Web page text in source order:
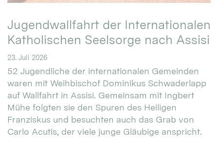
Jugendwallfahrt der Internationalen
Katholischen Seelsorge nach Assisi
23. Juli 2026
52 Jugendliche der internationalen Gemeinden
waren mit Weihbischof Dominikus Schwaderlapp
auf Wallfahrt in Assisi. Gemeinsam mit Ingbert
Mühe folgten sie den Spuren des Heiligen
Franziskus und besuchten auch das Grab von
Carlo Acutis, der viele junge Gläubige anspricht.